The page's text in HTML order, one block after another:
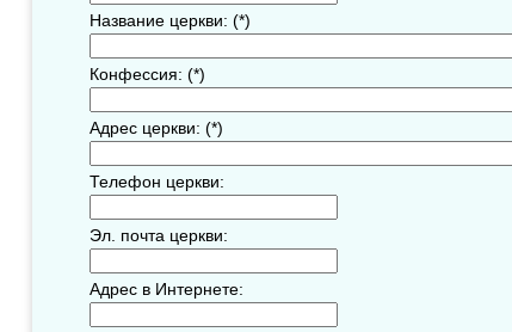
Название церкви: (*)
Конфессия: (*)
Адрес церкви: (*)
Телефон церкви:
Эл. почта церкви:
Адрес в Интернете: